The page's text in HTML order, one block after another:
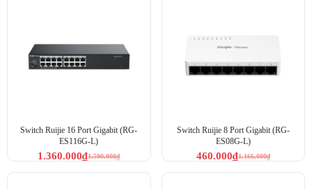
Switch Ruijie 16 Port Gigabit (RG-
ES116G-L)
1.590.000₫
1.360.000₫
Switch Ruijie 8 Port Gigabit (RG-
ES08G-L)
1.166.000₫
460.000₫